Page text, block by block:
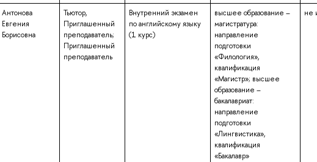
Антонова
Евгения
Борисовна
Тьютор,
Приглашенный
преподаватель;
Приглашенный
преподаватель
Внутренний экзамен
по английскому языку
(1 курс)
высшее образование –
магистратура:
направление
подготовки
«Филология»,
квалификация
«Магистр»; высшее
образование –
бакалавриат:
направление
подготовки
«Лингвистика»,
квалификация
«Бакалавр»
не